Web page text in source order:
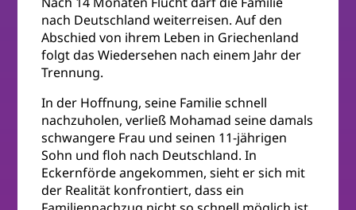
nach Deutschland weiterreisen. Auf den
Abschied von ihrem Leben in Griechenland
folgt das Wiedersehen nach einem Jahr der
Trennung.
In der Hoffnung, seine Familie schnell
nachzuholen, verließ Mohamad seine damals
schwangere Frau und seinen 11-jährigen
Sohn und floh nach Deutschland. In
Eckernförde angekommen, sieht er sich mit
der Realität konfrontiert, dass ein